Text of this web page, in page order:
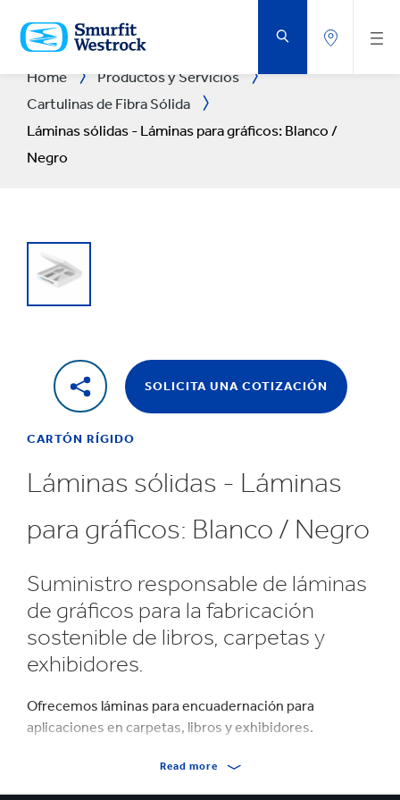
AL
CONTENIDO
PRINCIPAL
Home
Productos y Servicios
Cartulinas de Fibra Sólida
Láminas sólidas - Láminas para gráficos: Blanco /
Negro
SOLICITA UNA COTIZACIÓN
CARTÓN RÍGIDO
Láminas sólidas - Láminas
para gráficos: Blanco / Negro
Suministro responsable de láminas
de gráficos para la fabricación
sostenible de libros, carpetas y
exhibidores.
Ofrecemos láminas para encuadernación para
aplicaciones en carpetas, libros y exhibidores.
Read more